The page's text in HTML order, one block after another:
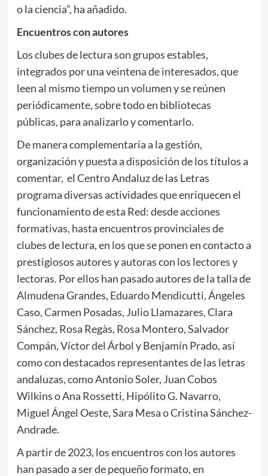
o la ciencia”, ha añadido.
Encuentros con autores
Los clubes de lectura son grupos estables,
integrados por una veintena de interesados, que
leen al mismo tiempo un volumen y se reúnen
periódicamente, sobre todo en bibliotecas
públicas, para analizarlo y comentarlo.
De manera complementaria a la gestión,
organización y puesta a disposición de los títulos a
comentar, el Centro Andaluz de las Letras
programa diversas actividades que enriquecen el
funcionamiento de esta Red: desde acciones
formativas, hasta encuentros provinciales de
clubes de lectura, en los que se ponen en contacto a
prestigiosos autores y autoras con los lectores y
lectoras. Por ellos han pasado autores de la talla de
Almudena Grandes, Eduardo Mendicutti, Ángeles
Caso, Carmen Posadas, Julio Llamazares, Clara
Sánchez, Rosa Regàs, Rosa Montero, Salvador
Compán, Víctor del Árbol y Benjamín Prado, así
como con destacados representantes de las letras
andaluzas, como Antonio Soler, Juan Cobos
Wilkins o Ana Rossetti, Hipólito G. Navarro,
Miguel Ángel Oeste, Sara Mesa o Cristina Sánchez-
Andrade.
A partir de 2023, los encuentros con los autores
han pasado a ser de pequeño formato, en